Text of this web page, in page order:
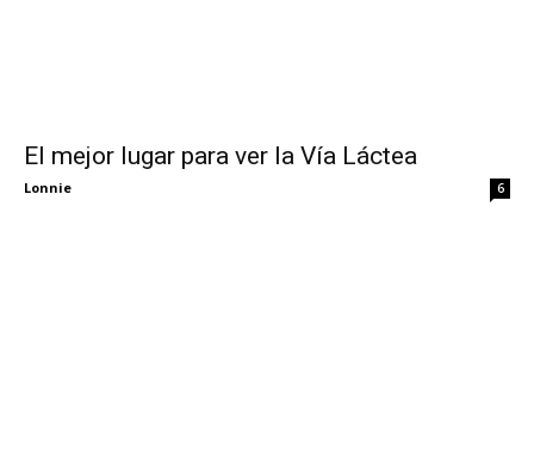
El mejor lugar para ver la Vía Láctea
Lonnie 6